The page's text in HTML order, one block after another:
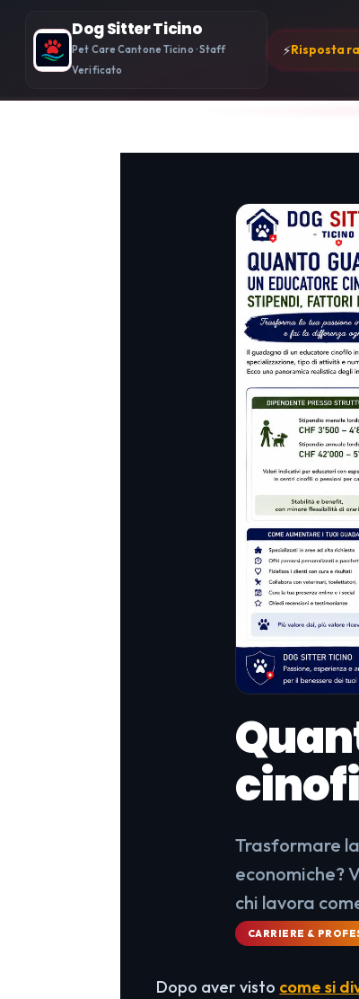
Dog Sitter Ticino
Pet Care Cantone Ticino · Staff
Verificato
⚡Risposta
Trasformare
economiche?
chi lavora
CARRIERE &
Dopo aver visto come si